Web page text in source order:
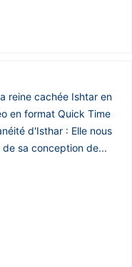
Ishtar en
en format Quick Time
d'Isthar : Elle nous
de sa conception de...